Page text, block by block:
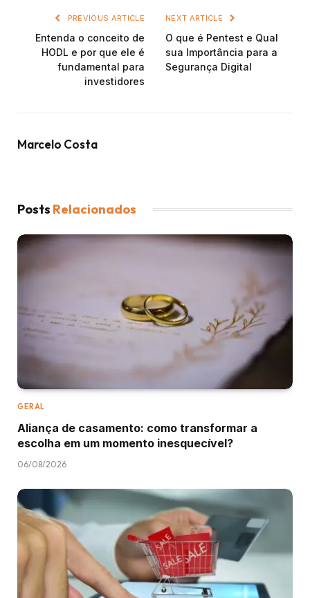
PREVIOUS ARTICLE
Entenda o conceito de
HODL e por que ele é
fundamental para
investidores
NEXT ARTICLE
O que é Pentest e Qual
sua Importância para a
Segurança Digital
Marcelo Costa
Posts Relacionados
GERAL
Aliança de casamento: como transformar a
escolha em um momento inesquecível?
06/08/2026